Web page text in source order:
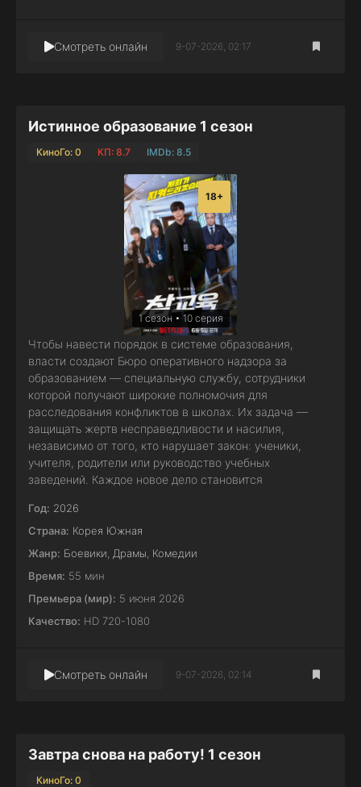
Смотреть онлайн 9-07-2026, 02:17
Истинное образование 1 сезон
КиноГо: 0 КП: 8.7 IMDb: 8.5
1 сезон • 10 серия
18+
Чтобы навести порядок в системе образования,
власти создают Бюро оперативного надзора за
образованием — специальную службу, сотрудники
которой получают широкие полномочия для
расследования конфликтов в школах. Их задача —
защищать жертв несправедливости и насилия,
независимо от того, кто нарушает закон: ученики,
учителя, родители или руководство учебных
заведений. Каждое новое дело становится
Год: 2026
Страна: Корея Южная
Жанр: Боевики Драмы Комедии
Время: 55 мин
Премьера (мир): 5 июня 2026
Качество: HD 720-1080
Смотреть онлайн 9-07-2026, 02:14
Завтра снова на работу! 1 сезон
КиноГо: 0